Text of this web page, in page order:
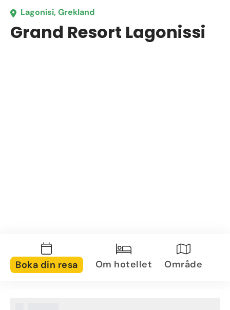
Lagonisi, Grekland
Grand Resort Lagonissi
Boka din resa Om hotellet Område